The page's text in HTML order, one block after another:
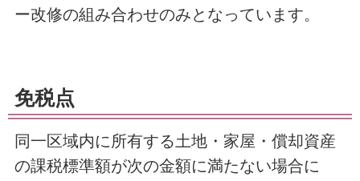
ー改修の組み合わせのみとなっています。
免税点
同一区域内に所有する土地・家屋・償却資産
の課税標準額が次の金額に満たない場合に